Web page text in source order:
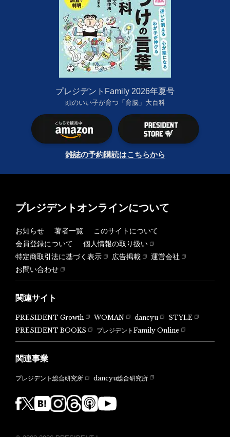
プレジデントFamily 2026年夏号
頭のいい子が育つ「育脳」大百科
雑誌の予約購読はこちらから
プレジデントオンラインについて
お知らせ 著者一覧
このサイトについて
会員登録について
個人情報の取り扱い
特定商取引法に基づく表示
広告掲載
運営会社
お問い合わせ
関連サイト
PRESIDENT Growth WOMAN dancyu
STYLE
PRESIDENT BOOKS
プレジデントFamily Online
関連事業
プレジデント総合研究所 dancyu総合研究所